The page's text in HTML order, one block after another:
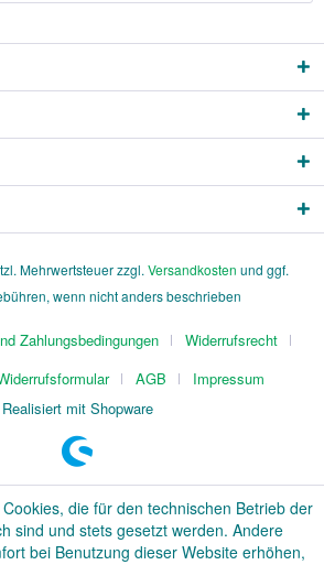
Mehrwertsteuer zzgl. Versandkosten und ggf.
wenn nicht anders beschrieben
Zahlungsbedingungen
Widerrufsrecht
AGB
Impressum
Realisiert mit Shopware
die für den technischen Betrieb der
sind und stets gesetzt werden. Andere
bei Benutzung dieser Website erhöhen,